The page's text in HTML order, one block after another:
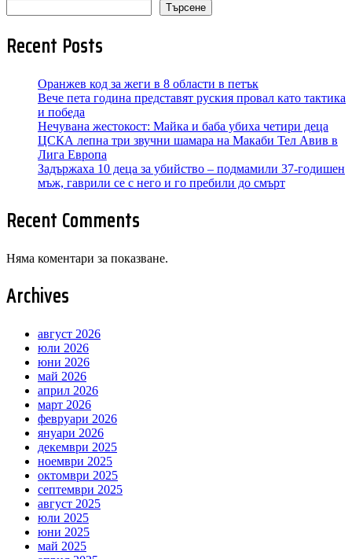
Търсене
Recent Posts
Оранжев код за жеги в 8 области в петък
Вече пета година представят руския провал като тактика
и победа
Нечувана жестокост: Майка и баба убиха четири деца
ЦСКА лепна три звучни шамара на Макаби Тел Авив в
Лига Европа
Задържаха 10 деца за убийство – подмамили 37-годишен
мъж, гаврили се с него и го пребили до смърт
Recent Comments
Няма коментари за показване.
Archives
август 2026
юли 2026
юни 2026
май 2026
април 2026
март 2026
февруари 2026
януари 2026
декември 2025
ноември 2025
октомври 2025
септември 2025
август 2025
юли 2025
юни 2025
май 2025